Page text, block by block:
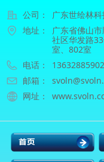
公司：
广东世绘林
地址：
广东省佛山
社区华发路
室、802室
电话：
13632885902
邮箱：
网址：